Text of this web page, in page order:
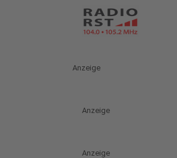
Anzeige
Anzeige
Anzeige